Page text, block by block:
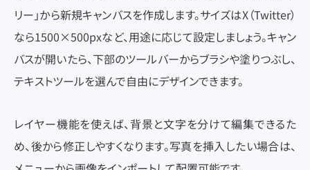
リー」から新規キャンバスを作成します。サイズはX（Twitter）
なら1500×500pxなど、用途に応じて設定しましょう。キャン
バスが開いたら、下部のツールバーからブラシや塗りつぶし、
テキストツールを選んで自由にデザインできます。
レイヤー機能を使えば、背景と文字を分けて編集できるた
め、後から修正しやすくなります。写真を挿入したい場合は、